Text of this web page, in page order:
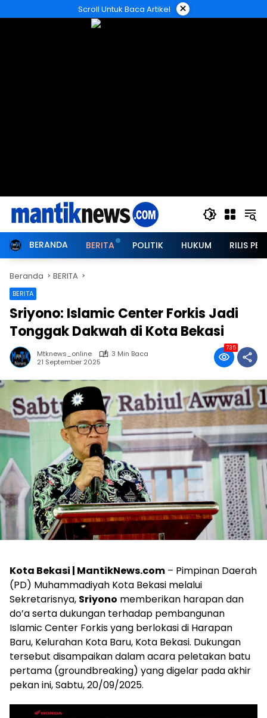
ke
Scroll Untuk Baca Artikel ×
BERANDA BERITA POLITIK HUKUM RILIS
Beranda BERITA
BERITA
Sriyono: Islamic Center Forkis Jadi
Tonggak Dakwah di Kota Bekasi
Mtknews_online
3 Min Baca
21 September 2025
735
Kota Bekasi | MantikNews.com – Pimpinan Daerah
(PD) Muhammadiyah Kota Bekasi melalui
Sekretarisnya, Sriyono memberikan harapan dan
do’a serta dukungan terhadap pembangunan
Islamic Center Forkis yang berlokasi di Harapan
Baru, Kelurahan Kota Baru, Kota Bekasi. Dukungan
tersebut disampaikan dalam acara peletakan batu
pertama (groundbreaking) yang digelar pada akhir
pekan ini, Sabtu, 20/09/2025.